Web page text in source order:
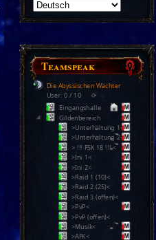
Teamspeak
Die Abyssischen Wächter
User: 0 / 10 ⟳
Eingangshalle
Gildenbereich
>Unterhaltung 1<
>Unterhaltung 2<
> !!! FSK 18 !!! <
>Ini 1<
>Ini 2<
>Raid 1 (10)<
>Raid 2 (25)<
>Raid 3 (offen)<
>PvP<
>PvP (offen)<
>Musik<
>AFK<